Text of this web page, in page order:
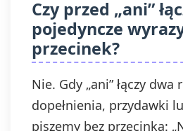
Czy przed „ani”
pojedyncze
przecinek?
Nie. Gdy „ani” łączy
dopełnienia, przydawki
piszemy bez przecinka: